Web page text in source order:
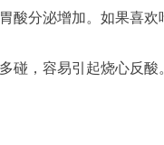
酸分泌增加。如果喜欢
碰，容易引起烧心反酸